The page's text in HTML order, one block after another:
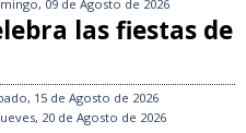
09 de Agosto de 2026
las fiestas de
15 de Agosto de 2026
20 de Agosto de 2026